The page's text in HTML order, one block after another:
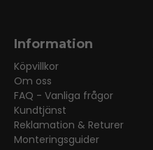
Information
Köpvillkor
Om oss
FAQ - Vanliga frågor
Kundtjänst
Reklamation & Returer
Monteringsguider